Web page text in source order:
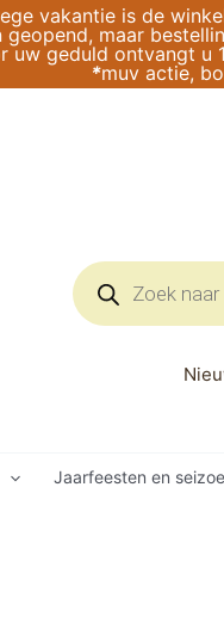
vakantie is de
maar
uw geduld ontvangt u
*muv actie,
Producten
zoeken
Jaarfeesten en